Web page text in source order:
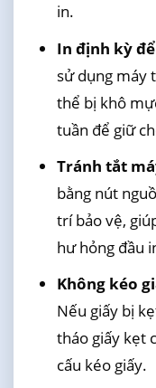
in.
In định kỳ
sử dụng máy
thể bị khô
tuần để giữ
Tránh tắt
bằng nút
trí bảo vệ,
hư hỏng đầu
Không kéo
Nếu giấy bị
tháo giấy kẹt
cấu kéo giấy.